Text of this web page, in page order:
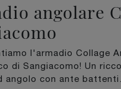
angolare
l'armadio Collage
di Sangiacomo! Un
angolo con ante battenti.